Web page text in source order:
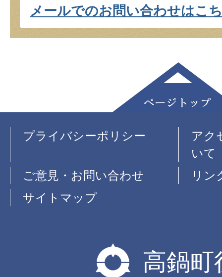
メールでのお問い合わせはこ
プライバシーポリシー
アク
いて
ご意見・お問い合わせ
リン
サイトマップ
高鍋町